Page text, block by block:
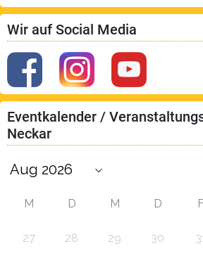
Wir auf Social Media
Eventkalender /
Neckar
M D M D
27 28 29 30